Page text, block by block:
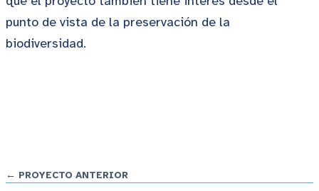
punto de vista de la preservación de la
biodiversidad.
← PROYECTO ANTERIOR